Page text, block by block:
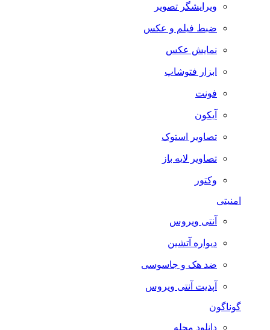
ویرایشگر تصویر
ضبط فيلم و عكس
نمایش عکس
ابزار فتوشاپ
فونت
آیکون
تصاویر استوک
تصاویر لایه باز
وکتور
امنیتی
آنتی ویروس
دیواره آتشین
ضد هک و جاسوسی
آپدیت آنتی ویروس
گوناگون
دانلود مجله